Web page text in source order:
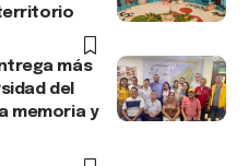
más
del
memoria y